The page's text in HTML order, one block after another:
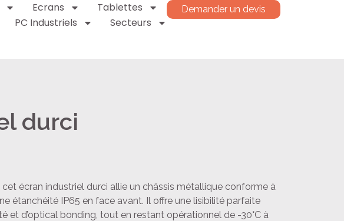
Ecrans
Tablettes
PC Industriels
Secteurs
Demander un devis
durci
écran industriel durci allie un châssis métallique conforme à
étanchéité IP65 en face avant. Il offre une lisibilité parfaite
et d’optical bonding, tout en restant opérationnel de -30°C à